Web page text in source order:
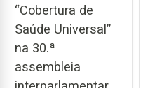
“Cobertura de
Saúde Universal”
na 30.ª
assembleia